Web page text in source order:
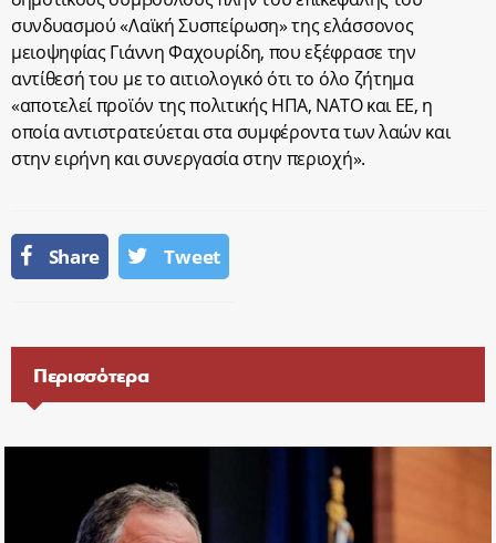
συνδυασμού «Λαϊκή Συσπείρωση» της ελάσσονος
μειοψηφίας Γιάννη Φαχουρίδη, που εξέφρασε την
αντίθεσή του με το αιτιολογικό ότι το όλο ζήτημα
«αποτελεί προϊόν της πολιτικής ΗΠΑ, ΝΑΤΟ και ΕΕ, η
οποία αντιστρατεύεται στα συμφέροντα των λαών και
στην ειρήνη και συνεργασία στην περιοχή».
Share Tweet
Περισσότερα